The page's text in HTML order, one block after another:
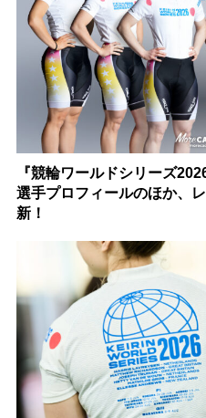
『競輪ワールドシリーズ
選手プロフィールのほか、
新！